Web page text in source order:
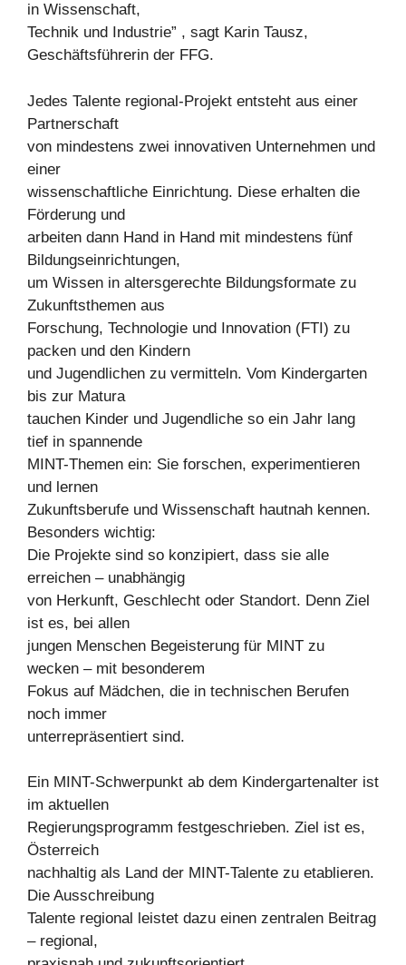
in Wissenschaft,
Technik und Industrie” , sagt Karin Tausz,
Geschäftsführerin der FFG.
Jedes Talente regional-Projekt entsteht aus einer
Partnerschaft
von mindestens zwei innovativen Unternehmen und
einer
wissenschaftliche Einrichtung. Diese erhalten die
Förderung und
arbeiten dann Hand in Hand mit mindestens fünf
Bildungseinrichtungen,
um Wissen in altersgerechte Bildungsformate zu
Zukunftsthemen aus
Forschung, Technologie und Innovation (FTI) zu
packen und den Kindern
und Jugendlichen zu vermitteln. Vom Kindergarten
bis zur Matura
tauchen Kinder und Jugendliche so ein Jahr lang
tief in spannende
MINT-Themen ein: Sie forschen, experimentieren
und lernen
Zukunftsberufe und Wissenschaft hautnah kennen.
Besonders wichtig:
Die Projekte sind so konzipiert, dass sie alle
erreichen – unabhängig
von Herkunft, Geschlecht oder Standort. Denn Ziel
ist es, bei allen
jungen Menschen Begeisterung für MINT zu
wecken – mit besonderem
Fokus auf Mädchen, die in technischen Berufen
noch immer
unterrepräsentiert sind.
Ein MINT-Schwerpunkt ab dem Kindergartenalter ist
im aktuellen
Regierungsprogramm festgeschrieben. Ziel ist es,
Österreich
nachhaltig als Land der MINT-Talente zu etablieren.
Die Ausschreibung
Talente regional leistet dazu einen zentralen Beitrag
– regional,